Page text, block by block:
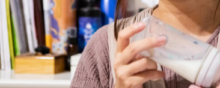
かったからと言って…」サッカー日本代表・森保一監督...